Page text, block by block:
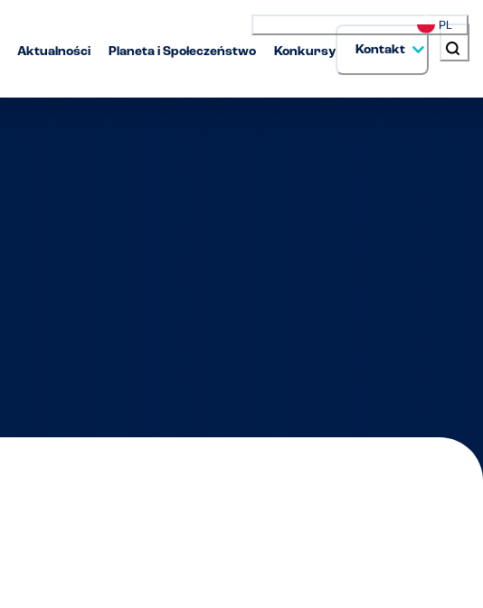
Aktualności Planeta i Społeczeństwo Konkursy Kontakt
PL